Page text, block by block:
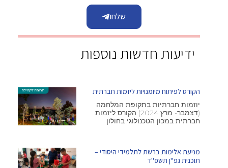
שלחו
ידיעות חדשות נוספות
הקורס לפיתוח מיומנויות ליזמות חברתית
יוזמות חברתיות בתקופת המלחמה
(דצמבר- מרץ 2024) הקורס ליזמות
חברתית במכון הטכנולוגי בחולון
מניעת אלימות ברשת לתלמידי היסודי –
תוכנית גפ"ן תשפ"ד